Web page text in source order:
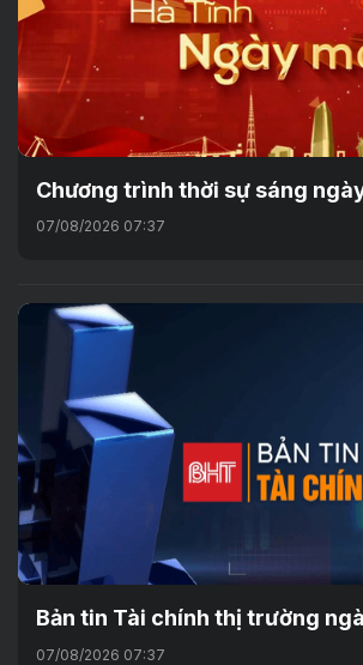
Chương trình thời sự sáng
07/08/2026 07:37
Bản tin Tài chính thị trường
07/08/2026 07:37